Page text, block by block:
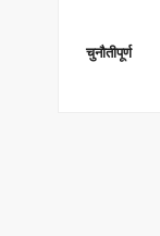
चुनौतीपूर्ण